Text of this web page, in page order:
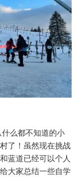
么都不知道的小
了！虽然现在挑战
蓝道已经可以个人
大家总结一些自学